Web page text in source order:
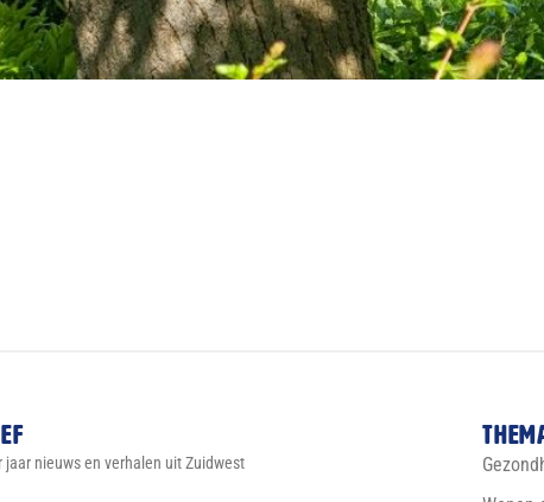
nieuws en verhalen uit Zuidwest